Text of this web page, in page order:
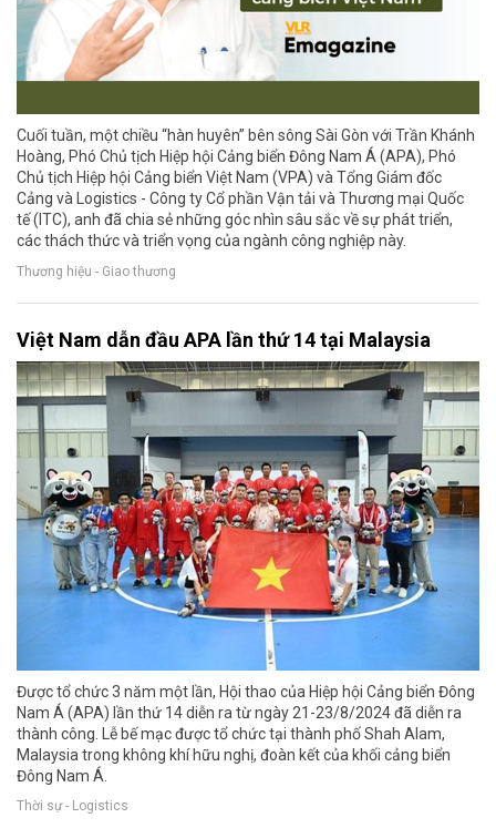
Cuối tuần, một chiều “hàn huyên” bên sông Sài Gòn với Trần Khánh
Hoàng, Phó Chủ tịch Hiệp hội Cảng biển Đông Nam Á (APA), Phó
Chủ tịch Hiệp hội Cảng biển Việt Nam (VPA) và Tổng Giám đốc
Cảng và Logistics - Công ty Cổ phần Vận tải và Thương mại Quốc
tế (ITC), anh đã chia sẻ những góc nhìn sâu sắc về sự phát triển,
các thách thức và triển vọng của ngành công nghiệp này.
Thương hiệu - Giao thương
Việt Nam dẫn đầu APA lần thứ 14 tại Malaysia
Được tổ chức 3 năm một lần, Hội thao của Hiệp hội Cảng biển Đông
Nam Á (APA) lần thứ 14 diễn ra từ ngày 21-23/8/2024 đã diễn ra
thành công. Lễ bế mạc được tổ chức tại thành phố Shah Alam,
Malaysia trong không khí hữu nghị, đoàn kết của khối cảng biển
Đông Nam Á.
Thời sự - Logistics